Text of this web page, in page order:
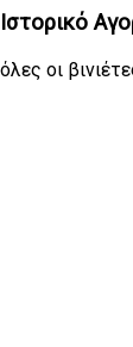
Ιστορικό
όλες οι